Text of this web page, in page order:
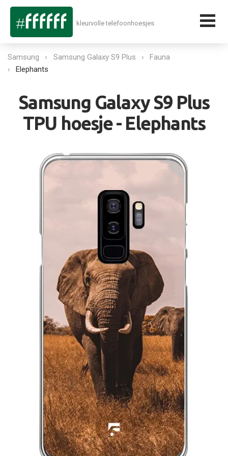
kleurvolle telefoonhoesjes
Samsung Samsung Galaxy S9 Plus
Fauna
Elephants
Samsung Galaxy S9 Plus
TPU hoesje - Elephants